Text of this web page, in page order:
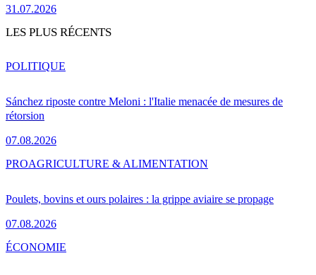
31.07.2026
LES PLUS RÉCENTS
Sánchez riposte contre Meloni : l'Italie menacée de mesures de
rétorsion
07.08.2026
POLITIQUE
Poulets, bovins et ours polaires : la grippe aviaire se propage
07.08.2026
PROAGRICULTURE & ALIMENTATION
ÉCONOMIE